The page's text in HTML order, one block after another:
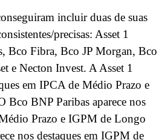
incluir duas de suas
precisas: Asset 1
Bco Fibra, Bco JP Morgan, Bco
e Necton Invest. A Asset 1
em IPCA de Médio Prazo e
Bco BNP Paribas aparece nos
Prazo e IGPM de Longo
nos destaques em IGPM de